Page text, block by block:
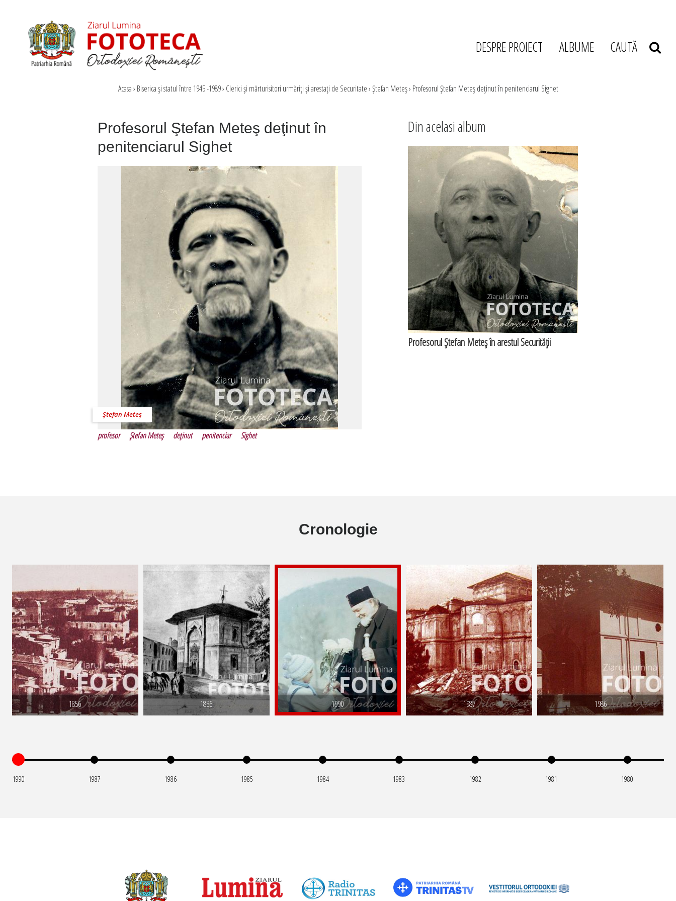
DESPRE PROIECT ALBUME CAUTĂ
Acasa› Biserica şi statul între 1945 -1989› Clerici şi mărturisitori urmăriţi şi arestaţi de Securitate›Ştefan Meteş› Profesorul Ştefan Meteş deţinut în penitenciarul Sighet
Profesorul Ştefan Meteş deţinut în
penitenciarul Sighet
Ştefan Meteş
profesor Ştefan Meteş deţinut penitenciar Sighet
Din acelasi album
Profesorul Ştefan Meteş în arestul Securităţii
Cronologie
1856 1836 1990 1987 1986
1990 1987 1986 1985 1984 1983 1982 1981 1980